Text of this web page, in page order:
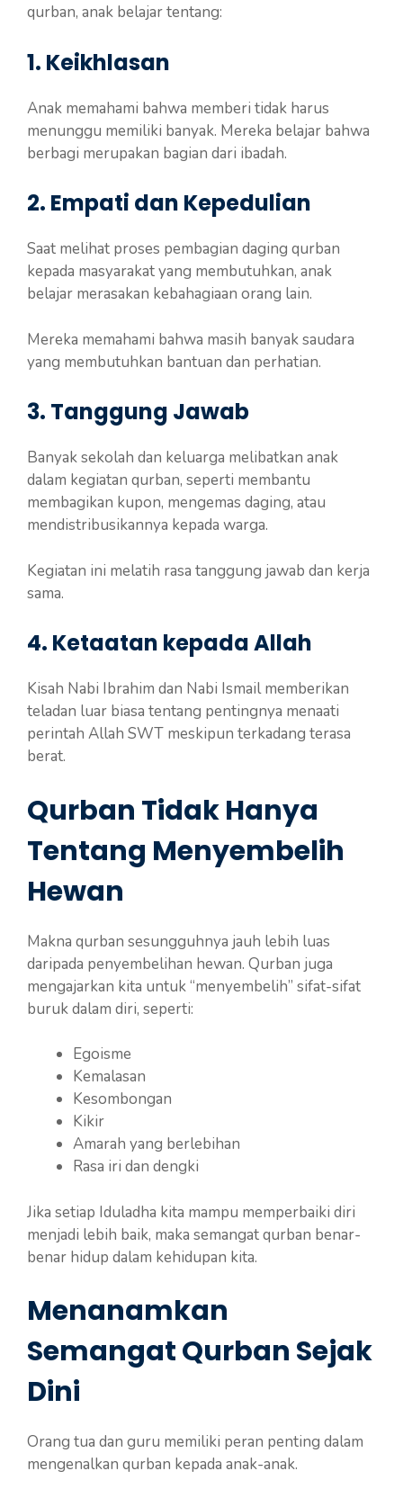
qurban, anak belajar tentang:
1. Keikhlasan
Anak memahami bahwa memberi tidak harus
menunggu memiliki banyak. Mereka belajar bahwa
berbagi merupakan bagian dari ibadah.
2. Empati dan Kepedulian
Saat melihat proses pembagian daging qurban
kepada masyarakat yang membutuhkan, anak
belajar merasakan kebahagiaan orang lain.
Mereka memahami bahwa masih banyak saudara
yang membutuhkan bantuan dan perhatian.
3. Tanggung Jawab
Banyak sekolah dan keluarga melibatkan anak
dalam kegiatan qurban, seperti membantu
membagikan kupon, mengemas daging, atau
mendistribusikannya kepada warga.
Kegiatan ini melatih rasa tanggung jawab dan kerja
sama.
4. Ketaatan kepada Allah
Kisah Nabi Ibrahim dan Nabi Ismail memberikan
teladan luar biasa tentang pentingnya menaati
perintah Allah SWT meskipun terkadang terasa
berat.
Qurban Tidak Hanya
Tentang Menyembelih
Hewan
Makna qurban sesungguhnya jauh lebih luas
daripada penyembelihan hewan. Qurban juga
mengajarkan kita untuk “menyembelih” sifat-sifat
buruk dalam diri, seperti:
Egoisme
Kemalasan
Kesombongan
Kikir
Amarah yang berlebihan
Rasa iri dan dengki
Jika setiap Iduladha kita mampu memperbaiki diri
menjadi lebih baik, maka semangat qurban benar-
benar hidup dalam kehidupan kita.
Menanamkan
Semangat Qurban Sejak
Dini
Orang tua dan guru memiliki peran penting dalam
mengenalkan qurban kepada anak-anak.